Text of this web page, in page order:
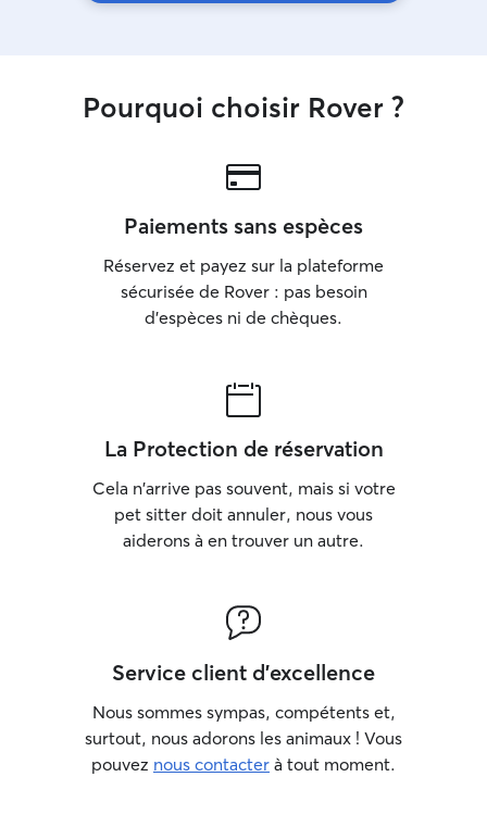
Pourquoi choisir Rover ?
Paiements sans espèces
Réservez et payez sur la plateforme
sécurisée de Rover : pas besoin
d'espèces ni de chèques.
La Protection de réservation
Cela n'arrive pas souvent, mais si votre
pet sitter doit annuler, nous vous
aiderons à en trouver un autre.
Service client d'excellence
Nous sommes sympas, compétents et,
surtout, nous adorons les animaux ! Vous
pouvez nous contacter à tout moment.